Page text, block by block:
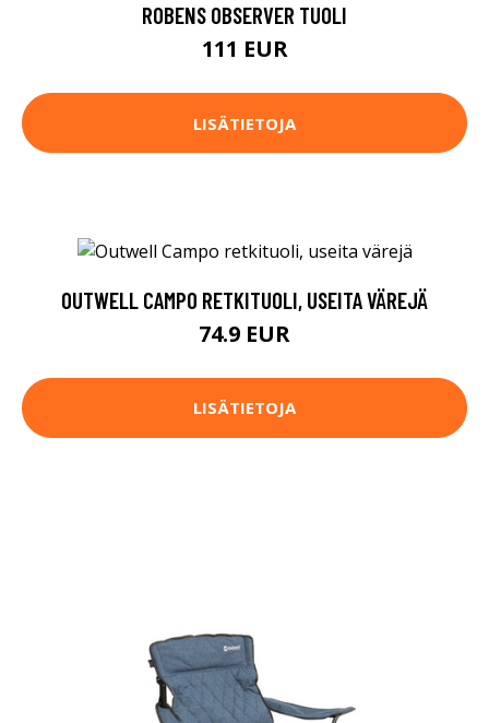
ROBENS OBSERVER TUOLI
111 EUR
LISÄTIETOJA
OUTWELL CAMPO RETKITUOLI, USEITA VÄREJÄ
74.9 EUR
LISÄTIETOJA